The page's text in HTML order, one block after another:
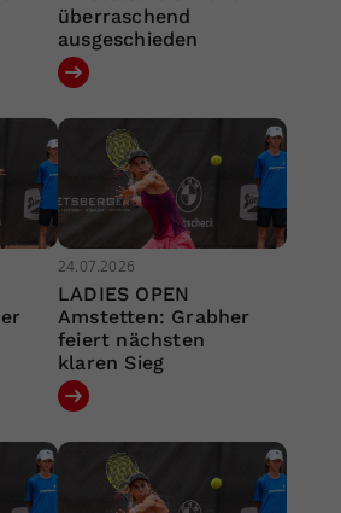
überraschend
ausgeschieden
24.07.2026
LADIES OPEN
Amstetten: Grabher
feiert nächsten
klaren Sieg